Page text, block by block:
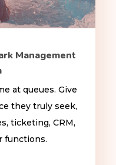
Management
at queues. Give
they truly seek,
ticketing, CRM,
functions.